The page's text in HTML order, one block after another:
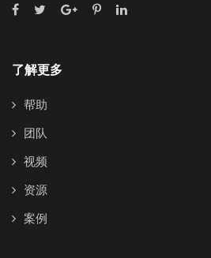
了解更多
帮助
团队
视频
资源
案例